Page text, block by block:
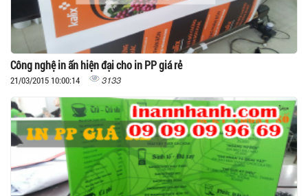
Công nghệ in ấn hiện đại cho in PP giá rẻ
21/03/2015 10:00:14 3133